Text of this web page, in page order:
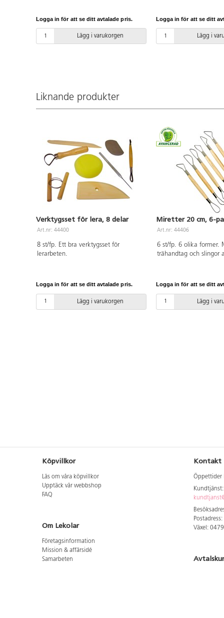
Logga in för att se ditt avtalade pris.
Lägg i varukorgen
Logga in för att se ditt
Lägg i
Liknande produkter
Verktygsset för lera, 8 delar
Art.nr: 44400
8 st/fp. Ett bra verktygsset för
lerarbeten.
Logga in för att se ditt avtalade pris.
Lägg i varukorgen
Miretter 20 cm, 6-
Art.nr: 44406
6 st/fp. 6 olika former.
trähandtag och slingor
Logga in för att se ditt
Lägg i
Köpvillkor
Läs om våra köpvillkor
Upptäck vår webbshop
FAQ
Om Lekolar
Företagsinformation
Mission & affärsidé
Samarbeten
Kontakt
Öppettider
Växel: